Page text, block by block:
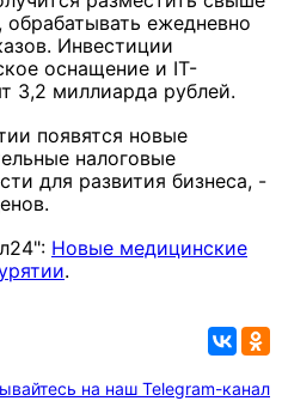
ежедневно
Инвестиции
оснащение и IT-
3,2 миллиарда рублей.
появятся новые
налоговые
для развития бизнеса, -
Новые медицинские
.
на наш Telegram-канал